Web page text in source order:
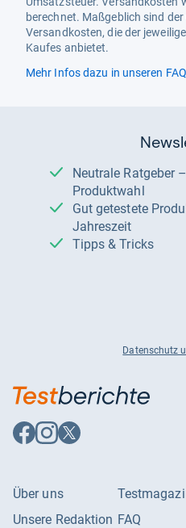
berechnet. Maßgeblich sind
Versandkosten, die der
Kaufes anbietet.
Mehr Infos dazu in unseren
Neutrale Ratgeber – hilfreich für Ihre
Produktwahl
Gut getestete Produkte – passend zur
Jahreszeit
Tipps & Tricks
Datenschutz
Auf
Facebook
Auf
Instagram
Auf
X
Über uns
Unsere Redaktion FAQ